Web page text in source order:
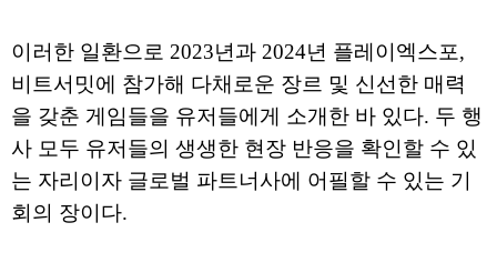
이러한 일환으로 2023년과 2024년 플레이엑스포,
비트서밋에 참가해 다채로운 장르 및 신선한 매력
을 갖춘 게임들을 유저들에게 소개한 바 있다. 두 행
사 모두 유저들의 생생한 현장 반응을 확인할 수 있
는 자리이자 글로벌 파트너사에 어필할 수 있는 기
회의 장이다.